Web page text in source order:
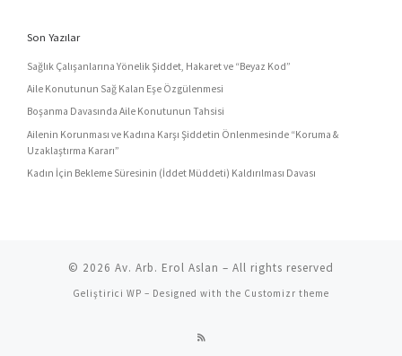
Son Yazılar
Sağlık Çalışanlarına Yönelik Şiddet, Hakaret ve “Beyaz Kod”
Aile Konutunun Sağ Kalan Eşe Özgülenmesi
Boşanma Davasında Aile Konutunun Tahsisi
Ailenin Korunması ve Kadına Karşı Şiddetin Önlenmesinde “Koruma &
Uzaklaştırma Kararı”
Kadın İçin Bekleme Süresinin (İddet Müddeti) Kaldırılması Davası
© 2026 Av. Arb. Erol Aslan – All rights reserved
Geliştirici WP – Designed with the Customizr theme